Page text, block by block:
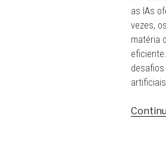
as IAs
vezes,
matéria